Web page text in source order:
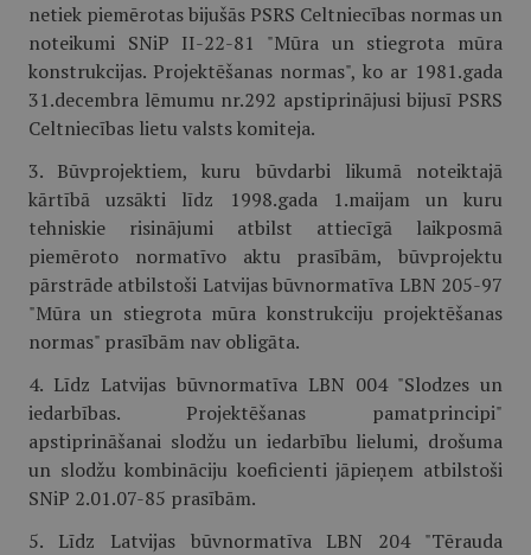
netiek piemērotas bijušās PSRS Celtniecības normas un
noteikumi SNiP II-22-81 "Mūra un stiegrota mūra
konstrukcijas. Projektēšanas normas", ko ar 1981.gada
31.decembra lēmumu nr.292 apstiprinājusi bijusī PSRS
Celtniecības lietu valsts komiteja.
3. Būvprojektiem, kuru būvdarbi likumā noteiktajā
kārtībā uzsākti līdz 1998.gada 1.maijam un kuru
tehniskie risinājumi atbilst attiecīgā laikposmā
piemēroto normatīvo aktu prasībām, būvprojektu
pārstrāde atbilstoši Latvijas būvnormatīva LBN 205-97
"Mūra un stiegrota mūra konstrukciju projektēšanas
normas" prasībām nav obligāta.
4. Līdz Latvijas būvnormatīva LBN 004 "Slodzes un
iedarbības. Projektēšanas pamatprincipi"
apstiprināšanai slodžu un iedarbību lielumi, drošuma
un slodžu kombināciju koeficienti jāpieņem atbilstoši
SNiP 2.01.07-85 prasībām.
5. Līdz Latvijas būvnormatīva LBN 204 "Tērauda